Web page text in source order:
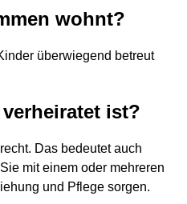
wohnt?
überwiegend betreut
ist?
Das bedeutet auch
mit einem oder mehreren
und Pflege sorgen.